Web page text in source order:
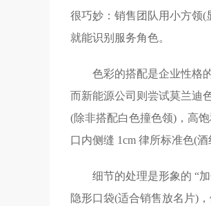
很巧妙：销售团队用小方领
就能识别服务角色。
色彩的搭配是企业性格
而新能源公司则尝试莫兰迪
(除非搭配白色撞色领)，高
口内侧缝 1cm 律所标准色(
细节的处理是形象的 “
隐形口袋(适合销售放名片)